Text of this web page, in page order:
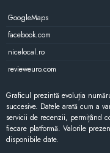
GoogleMaps
facebook.com
nicelocal.ro
revieweuro.com
Graficul prezintă evoluția
succesive. Datele arată cum a
servicii de recenzii, permițând
fiecare platformă. Valorile
disponibile date.